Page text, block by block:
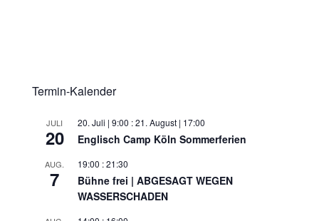
Termin-Kalender
JULI
20
20. Juli | 9:00 :21. August | 17:00
Englisch Camp Köln Sommerferien
AUG.
7
19:00 :21:30
Bühne frei | ABGESAGT WEGEN
WASSERSCHADEN